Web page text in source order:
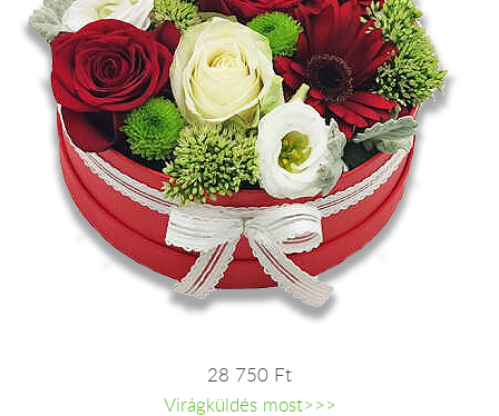
28 750 Ft
Virágküldés most>>>